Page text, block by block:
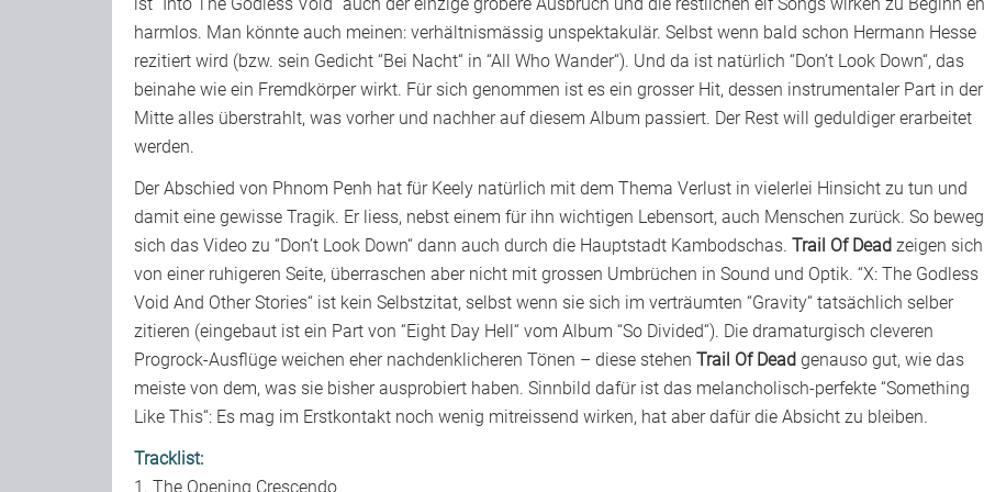
harmlos. Man könnte auch meinen: verhältnismässig unspektakulär. Selbst wenn bald schon Hermann Hesse
rezitiert wird (bzw. sein Gedicht “Bei Nacht“ in “All Who Wander“). Und da ist natürlich “Don’t Look Down“, das
beinahe wie ein Fremdkörper wirkt. Für sich genommen ist es ein grosser Hit, dessen instrumentaler Part in der
Mitte alles überstrahlt, was vorher und nachher auf diesem Album passiert. Der Rest will geduldiger erarbeitet
werden.
Der Abschied von Phnom Penh hat für Keely natürlich mit dem Thema Verlust in vielerlei Hinsicht zu tun und
damit eine gewisse Tragik. Er liess, nebst einem für ihn wichtigen Lebensort, auch Menschen zurück. So
sich das Video zu “Don’t Look Down“ dann auch durch die Hauptstadt Kambodschas. Trail Of Dead zeigen sich
von einer ruhigeren Seite, überraschen aber nicht mit grossen Umbrüchen in Sound und Optik. “X: The Godless
Void And Other Stories“ ist kein Selbstzitat, selbst wenn sie sich im verträumten “Gravity“ tatsächlich selber
zitieren (eingebaut ist ein Part von “Eight Day Hell“ vom Album “So Divided“). Die dramaturgisch cleveren
Progrock-Ausflüge weichen eher nachdenklicheren Tönen – diese stehen Trail Of Dead genauso gut, wie das
meiste von dem, was sie bisher ausprobiert haben. Sinnbild dafür ist das melancholisch-perfekte “Something
Like This“: Es mag im Erstkontakt noch wenig mitreissend wirken, hat aber dafür die Absicht zu bleiben.
Tracklist:
1. The Opening Crescendo